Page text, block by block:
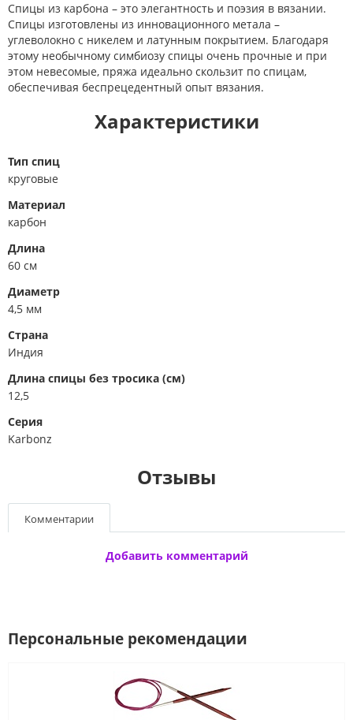
Спицы из карбона – это элегантность и поэзия в вязании.
Спицы изготовлены из инновационного метала –
углеволокно с никелем и латунным покрытием. Благодаря
этому необычному симбиозу спицы очень прочные и при
этом невесомые, пряжа идеально скользит по спицам,
обеспечивая беспрецедентный опыт вязания.
Характеристики
Тип спиц
круговые
Материал
карбон
Длина
60 см
Диаметр
4,5 мм
Страна
Индия
Длина спицы без тросика (см)
12,5
Серия
Karbonz
Отзывы
Комментарии
Добавить комментарий
Персональные рекомендации